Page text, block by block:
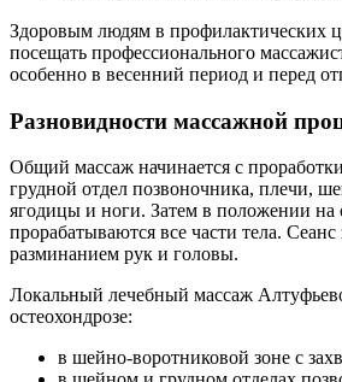
Здоровым людям в профилактических
посещать профессионального
особенно в весенний период и перед
Разновидности массажной
Общий массаж начинается с
грудной отдел позвоночника, плечи,
ягодицы и ноги. Затем в положении на
прорабатываются все части тела. Сеанс
разминанием рук и головы.
Локальный лечебный массаж
остеохондрозе:
в шейно-воротниковой зоне с